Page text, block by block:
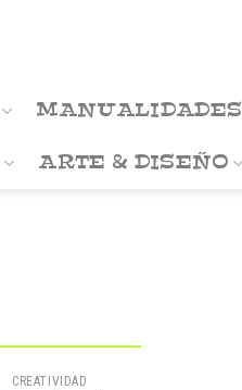
MANUALIDADES
ARTE & DISEÑO
CREATIVIDAD